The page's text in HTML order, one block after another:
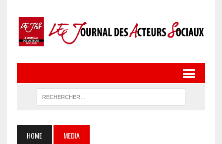
HOME MEDIA